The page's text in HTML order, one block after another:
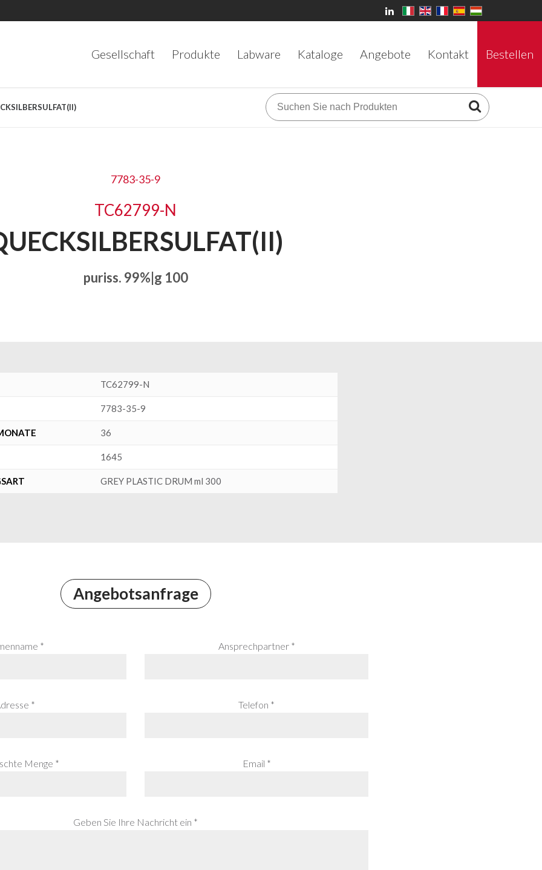
Gesellschaft Produkte Labware Kataloge Angebote Kontakt Bestellen
7783-35-9
TC62799-N
puriss. 99%|g 100
TC62799-N
7783-35-9
36
1645
GREY PLASTIC DRUM ml 300
Angebotsanfrage
* Ansprechpartner *
* Telefon *
Menge * Email *
Geben Sie Ihre Nachricht ein *